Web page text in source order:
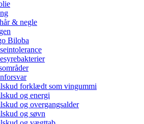
& negle
Biloba
forklædt som vingummi
og energi
og overgangsalder
og søvn